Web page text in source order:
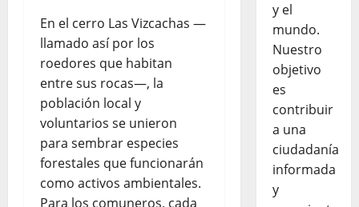
En el cerro Las Vizcachas —
llamado así por los
roedores que habitan
entre sus rocas—, la
población local y
voluntarios se unieron
para sembrar especies
forestales que funcionarán
como activos ambientales.
Para los comuneros, cada
y el
mundo.
Nuestro
objetivo
es
contribuir
a una
ciudadanía
informada
y